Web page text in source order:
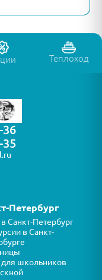
Теплоход
36
35
Петербург
Санкт-Петербург
в Санкт-
школьников